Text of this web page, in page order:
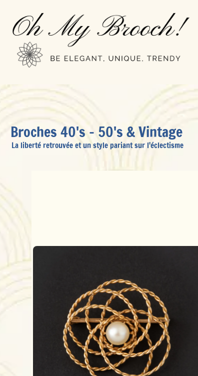
- 50's & Vintage
et un style pariant sur l'éclectisme
Broche
Frais de port
Livraison
-